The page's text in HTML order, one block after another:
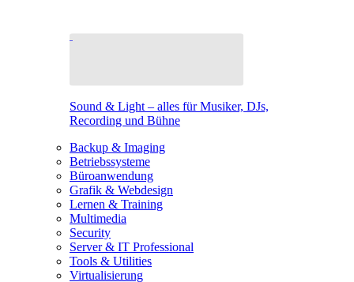
Sound & Light – alles für Musiker, DJs,
Recording und Bühne
Backup & Imaging
Betriebssysteme
Büroanwendung
Grafik & Webdesign
Lernen & Training
Multimedia
Security
Server & IT Professional
Tools & Utilities
Virtualisierung